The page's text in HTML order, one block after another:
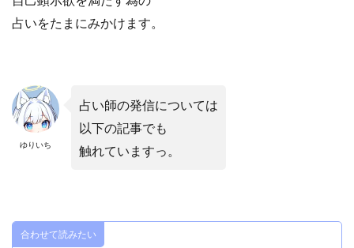
占いをたまにみかけます。
ゆりいち
占い師の発信については
以下の記事でも
触れていますっ。
合わせて読みたい